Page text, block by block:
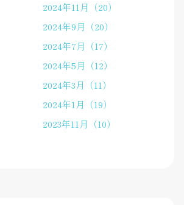
2024年11月（20）
2024年9月（20）
2024年7月（17）
2024年5月（12）
2024年3月（11）
2024年1月（19）
2023年11月（10）